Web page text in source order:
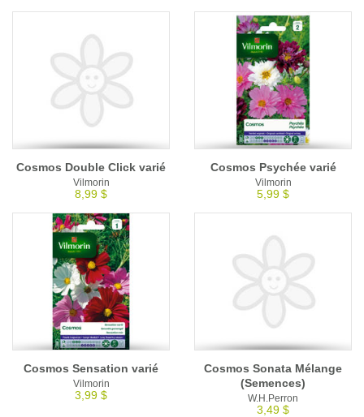
Cosmos Double Click varié
Vilmorin
8,99 $
Cosmos Psychée varié
Vilmorin
5,99 $
Cosmos Sensation varié
Vilmorin
3,99 $
Cosmos Sonata Mélange
(Semences)
W.H.Perron
3,49 $